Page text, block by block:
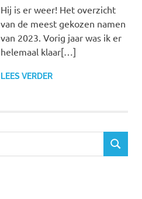
Hij is er weer! Het overzicht
van de meest gekozen namen
van 2023. Vorig jaar was ik er
helemaal klaar[…]
LEES VERDER
ZOEKEN